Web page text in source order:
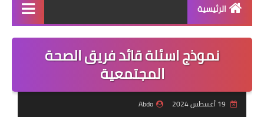
الرئيسية
القائمة
مناقصات
فرص عمل داخل سوريا
نموذج اسئلة قائد فريق الصحة
المجتمعية
Abdo